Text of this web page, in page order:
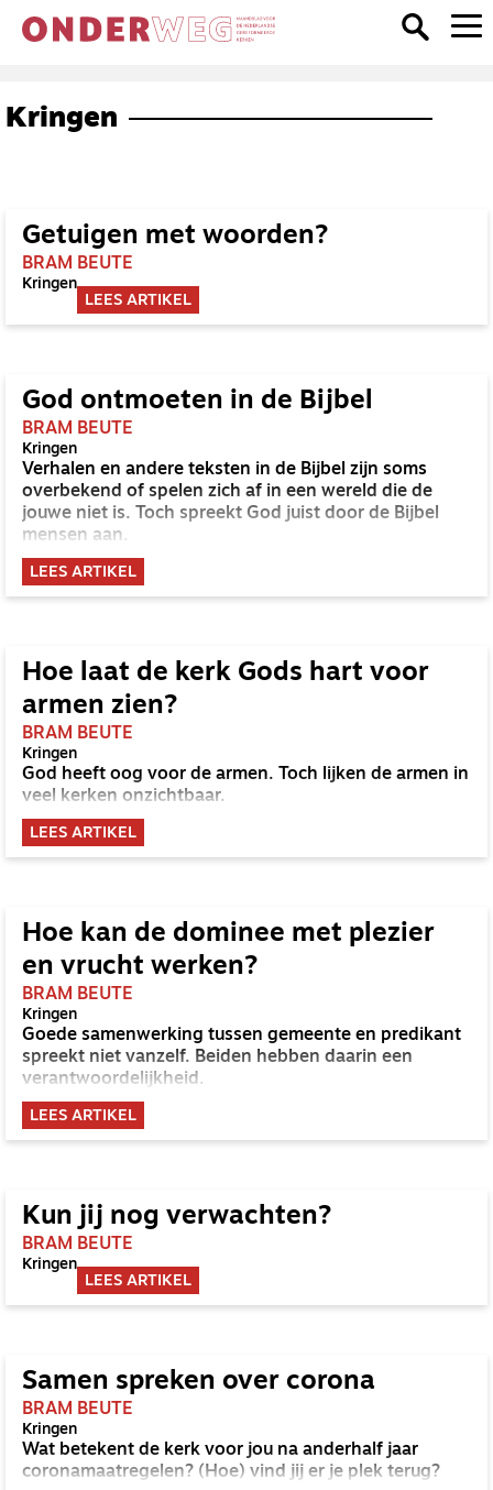
Kringen
Getuigen met woorden?
BRAM BEUTE
Kringen
LEES ARTIKEL
God ontmoeten in de Bijbel
BRAM BEUTE
Kringen
Verhalen en andere teksten in de Bijbel zijn soms
overbekend of spelen zich af in een wereld die de
jouwe niet is. Toch spreekt God juist door de Bijbel
mensen aan.
LEES ARTIKEL
Hoe laat de kerk Gods hart voor
armen zien?
BRAM BEUTE
Kringen
God heeft oog voor de armen. Toch lijken de armen in
veel kerken onzichtbaar.
LEES ARTIKEL
Hoe kan de dominee met plezier
en vrucht werken?
BRAM BEUTE
Kringen
Goede samenwerking tussen gemeente en predikant
spreekt niet vanzelf. Beiden hebben daarin een
verantwoordelijkheid.
LEES ARTIKEL
Kun jij nog verwachten?
BRAM BEUTE
Kringen
LEES ARTIKEL
Samen spreken over corona
BRAM BEUTE
Kringen
Wat betekent de kerk voor jou na anderhalf jaar
coronamaatregelen? (Hoe) vind jij er je plek terug?